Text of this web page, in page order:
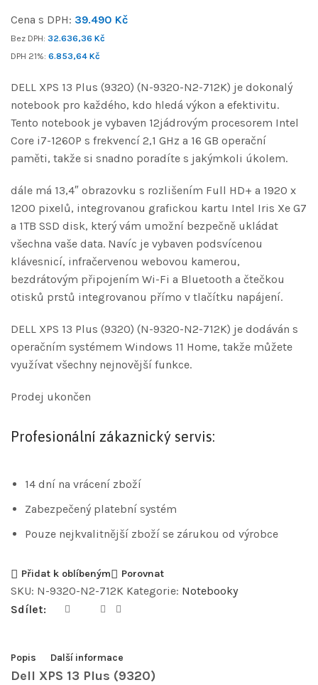
Cena s DPH: 39.490 Kč
Bez DPH: 32.636,36 Kč
DPH 21%: 6.853,64 Kč
DELL XPS 13 Plus (9320) (N-9320-N2-712K) je dokonalý
notebook pro každého, kdo hledá výkon a efektivitu.
Tento notebook je vybaven 12jádrovým procesorem Intel
Core i7-1260P s frekvencí 2,1 GHz a 16 GB operační
paměti, takže si snadno poradíte s jakýmkoli úkolem.
dále má 13,4″ obrazovku s rozlišením Full HD+ a 1920 x
1200 pixelů, integrovanou grafickou kartu Intel Iris Xe G7
a 1TB SSD disk, který vám umožní bezpečně ukládat
všechna vaše data. Navíc je vybaven podsvícenou
klávesnicí, infračervenou webovou kamerou,
bezdrátovým připojením Wi-Fi a Bluetooth a čtečkou
otisků prstů integrovanou přímo v tlačítku napájení.
DELL XPS 13 Plus (9320) (N-9320-N2-712K) je dodáván s
operačním systémem Windows 11 Home, takže můžete
využívat všechny nejnovější funkce.
Prodej ukončen
Profesionální zákaznický servis:
14 dní na vrácení zboží
Zabezpečený platební systém
Pouze nejkvalitnější zboží se zárukou od výrobce
Přidat k oblíbeným Porovnat
SKU: N-9320-N2-712K Kategorie: Notebooky
Sdílet:
Popis Další informace
Dell XPS 13 Plus (9320)